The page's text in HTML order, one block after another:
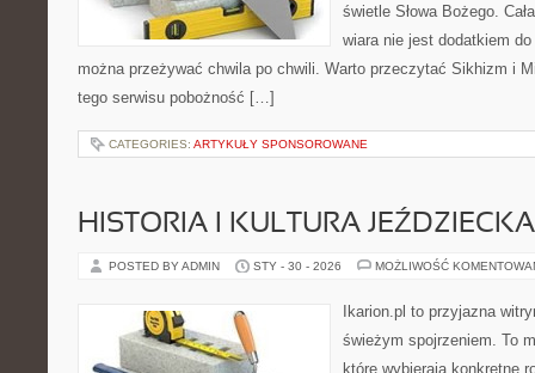
świetle Słowa Bożego.
wiara nie jest dodatkiem
można przeżywać chwila po chwili. Warto przeczytać Sikhizm i
tego serwisu pobożność […]
CATEGORIES: ARTYKUŁY SPONSOROWANE
HISTORIA I KULTURA JEŹDZIECKA
POSTED BY ADMIN STY - 30 - 2026 MOŻLIWOŚĆ
Ikarion.pl to przyjazna
świeżym spojrzeniem. To
które wybierają konkretne